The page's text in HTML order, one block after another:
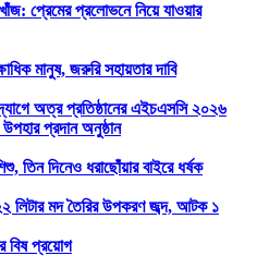
প্রেমের প্রলোভনে নিয়ে যাওয়ার
মানুষ, জরুরি সহায়তার দাবি
অত্র প্রতিষ্ঠানের এইচএসসি ২০২৬
উপহার প্রদান অনুষ্ঠান
তিন দিনেও ধরাছোঁয়ার বাইরে ধর্ষক
লিটার মদ তৈরির উপকরণ জব্দ, আটক ১
বিষ প্রয়োগ